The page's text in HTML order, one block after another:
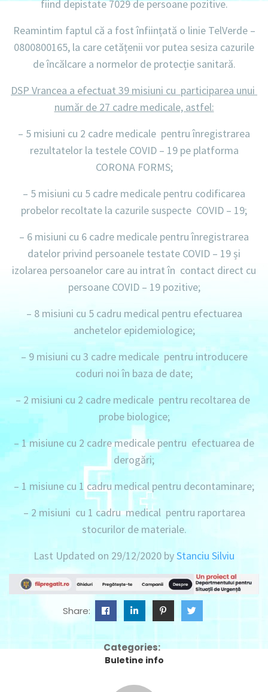
fiind depistate7029 de persoane pozitive.
Reamintim faptul că a fost înființată o linie TelVerde –
0800800165, la care cetățenii vor putea sesiza cazurile
de încălcare a normelor de protecție sanitară.
DSP Vrancea a efectuat 39 misiuni cu participarea unui
număr de 27 cadre medicale, astfel:
– 5 misiuni cu 2 cadre medicale pentru înregistrarea
rezultatelor la testele COVID – 19pe platforma
CORONA FORMS;
– 5 misiuni cu 5 cadre medicale pentru codificarea
probelor recoltate la cazurile suspecte COVID – 19;
– 6 misiuni cu 6 cadre medicale pentru înregistrarea
datelor privind persoanele testate COVID – 19 și
izolarea persoanelor care au intrat în contact direct cu
persoane COVID – 19pozitive;
– 8 misiuni cu 5 cadru medical pentru efectuarea
anchetelor epidemiologice;
– 9 misiuni cu 3 cadre medicalepentru introducere
coduri noi în baza de date;
– 2 misiuni cu 2 cadre medicale pentru recoltarea de
probe biologice;
– 1 misiune cu 2 cadre medicalepentru efectuarea de
derogări;
– 1 misiune cu 1 cadru medical pentru decontaminare;
– 2 misiuni cu 1 cadru medical pentru raportarea
stocurilor de materiale.
Last Updated on 29/12/2020 byStanciu Silviu
Share:
Categories:
Buletine info